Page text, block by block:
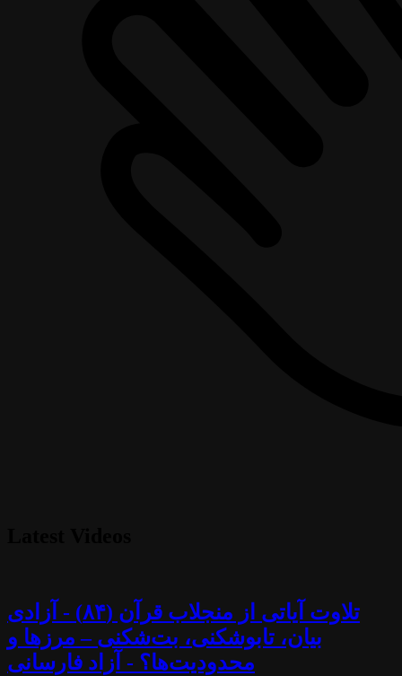
تلاوت آیاتی از منجلاب قرآن (۸۴) - آزادی
بیان، تابوشکنی، بت‌شکنی – مرزها و
محدودیت‌ها؟ - آزاد فارسانی